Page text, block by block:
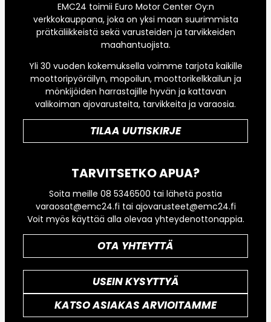
EMC24 toimii Euro Motor Center Oy:n
verkkokauppana, joka on yksi maan suurimmista
prätkäliikkeistä sekä varusteiden ja tarvikkeiden
maahantuojista.
Yli 30 vuoden kokemuksella voimme tarjota kaikille
moottoripyöräilyn, mopoilun, moottorikelkkailun ja
mönkijöiden harrastajille hyvän ja kattavan
valikoiman ajovarusteita, tarvikkeita ja varaosia.
TILAA UUTISKIRJE
TARVITSETKO APUA?
Soita meille 08 5346500 tai lähetä postia
varaosat@emc24.fi tai ajovarusteet@emc24.fi
Voit myös käyttää alla olevaa yhteydenottonappia.
OTA YHTEYTTÄ
USEIN KYSYTTYÄ
KATSO ASIAKAS ARVIOITAMME